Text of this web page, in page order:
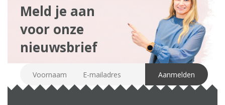
Meld je aan
voor onze
nieuwsbrief